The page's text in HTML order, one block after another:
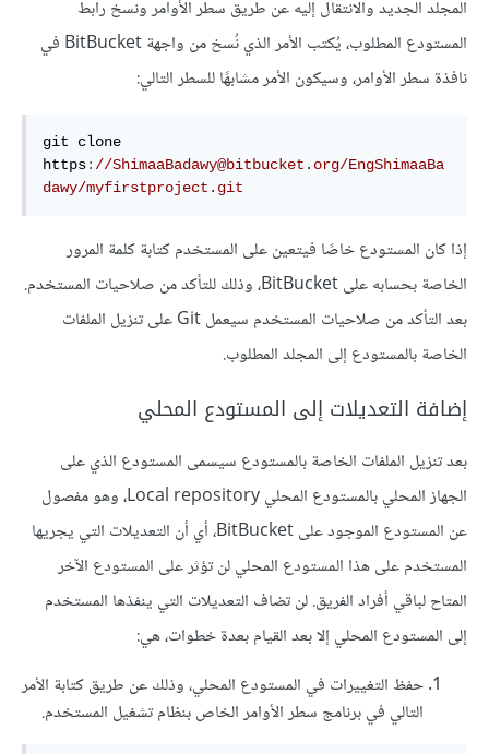
المجلد الجديد والانتقال إليه عن طريق سطر الأوامر ونسخ رابط
المستودع المطلوب، يُكتب الأمر الذي نُسخ من واجهة BitBucket في
نافذة سطر الأوامر، وسيكون الأمر مشابهًا للسطر التالي:
git clone
https: //ShimaaBadawy@bitbucket.org/EngShimaaBa
dawy/myfirstproject.git
إذا كان المستودع خاصًا فيتعين على المستخدم كتابة كلمة المرور
الخاصة بحسابه على BitBucket، وذلك للتأكد من صلاحيات المستخدم.
بعد التأكد من صلاحيات المستخدم سيعمل Git على تنزيل الملفات
الخاصة بالمستودع إلى المجلد المطلوب.
إضافة التعديلات إلى المستودع المحلي
بعد تنزيل الملفات الخاصة بالمستودع سيسمى المستودع الذي على
الجهاز المحلي بالمستودع المحلي Local repository، وهو مفصول
عن المستودع الموجود على BitBucket، أي أن التعديلات التي يجريها
المستخدم على هذا المستودع المحلي لن تؤثر على المستودع الآخر
المتاح لباقي أفراد الفريق. لن تضاف التعديلات التي ينفذها المستخدم
إلى المستودع المحلي إلا بعد القيام بعدة خطوات، هي:
حفظ التغييرات في المستودع المحلي، وذلك عن طريق كتابة الأمر
التالي في برنامج سطر الأوامر الخاص بنظام تشغيل المستخدم.